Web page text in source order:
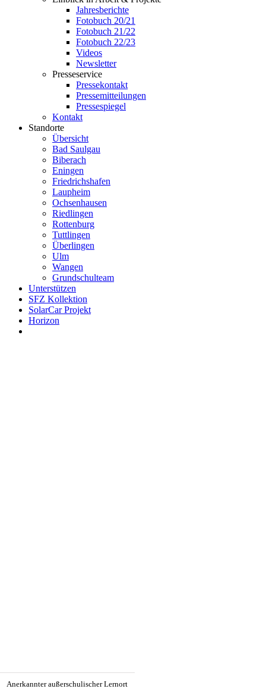
Jahresberichte
Fotobuch 20/21
Fotobuch 21/22
Fotobuch 22/23
Videos
Newsletter
Presseservice
Pressekontakt
Pressemitteilungen
Pressespiegel
Kontakt
Standorte
Übersicht
Bad Saulgau
Biberach
Eningen
Friedrichshafen
Laupheim
Ochsenhausen
Riedlingen
Rottenburg
Tuttlingen
Überlingen
Ulm
Wangen
Grundschulteam
Unterstützen
SFZ Kollektion
SolarCar Projekt
Horizon
Anerkannter außerschulischer Lernort